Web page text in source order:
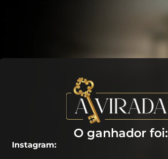
O ganhador foi:
Instagram: